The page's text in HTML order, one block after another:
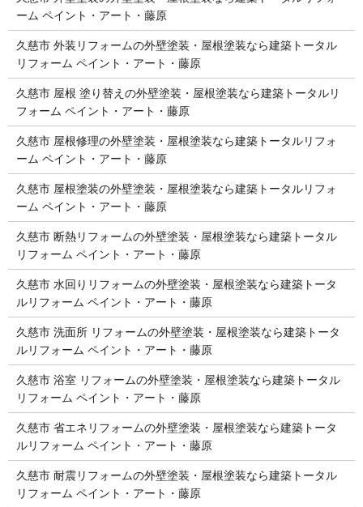
ーム ペイント・アート・藤原
久慈市 外装リフォームの外壁塗装・屋根塗装なら建築トータル
リフォーム ペイント・アート・藤原
久慈市 屋根 塗り替えの外壁塗装・屋根塗装なら建築トータルリ
フォーム ペイント・アート・藤原
久慈市 屋根修理の外壁塗装・屋根塗装なら建築トータルリフォ
ーム ペイント・アート・藤原
久慈市 屋根塗装の外壁塗装・屋根塗装なら建築トータルリフォ
ーム ペイント・アート・藤原
久慈市 断熱リフォームの外壁塗装・屋根塗装なら建築トータル
リフォーム ペイント・アート・藤原
久慈市 水回りリフォームの外壁塗装・屋根塗装なら建築トータ
ルリフォーム ペイント・アート・藤原
久慈市 洗面所 リフォームの外壁塗装・屋根塗装なら建築トータ
ルリフォーム ペイント・アート・藤原
久慈市 浴室 リフォームの外壁塗装・屋根塗装なら建築トータル
リフォーム ペイント・アート・藤原
久慈市 省エネリフォームの外壁塗装・屋根塗装なら建築トータ
ルリフォーム ペイント・アート・藤原
久慈市 耐震リフォームの外壁塗装・屋根塗装なら建築トータル
リフォーム ペイント・アート・藤原